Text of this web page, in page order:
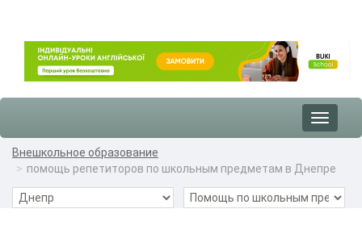
Toggle
Внешкольное образование
помощь репетиторов по школьным предметам в Днепре